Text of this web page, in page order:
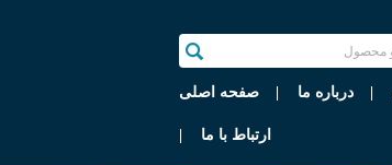
صفحه اصلی درباره ما
ارتباط با ما